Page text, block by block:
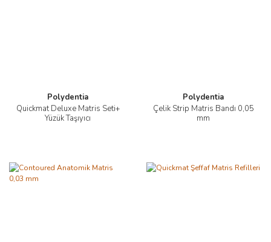
Polydentia
Quickmat Deluxe Matris Seti+
Yüzük Taşıyıcı
Polydentia
Çelik Strip Matris Bandı 0,05
mm